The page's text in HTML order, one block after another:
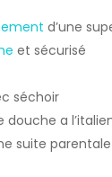
d’une
et sécurisé
séchoir
douche a
suite parentale